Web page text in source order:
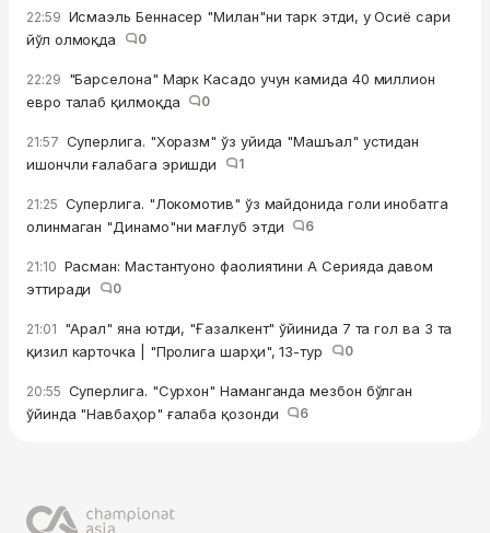
22:59 Исмаэль Беннасер "Милан"ни тарк этди, у Осиё сари
йўл олмоқда
0
22:29 "Барселона" Марк Касадо учун камида 40 миллион
евро талаб қилмоқда
0
21:57 Суперлига. "Хоразм" ўз уйида "Машъал" устидан
ишончли ғалабага эришди
1
21:25 Суперлига. "Локомотив" ўз майдонида голи инобатга
олинмаган "Динамо"ни мағлуб этди
6
21:10 Расман: Мастантуоно фаолиятини А Серияда давом
эттиради
0
21:01 "Арал" яна ютди, "Ғазалкент" ўйинида 7 та гол ва 3 та
қизил карточка | "Пролига шарҳи", 13-тур
0
20:55 Суперлига. "Сурхон" Наманганда мезбон бўлган
ўйинда "Навбаҳор" ғалаба қозонди
6